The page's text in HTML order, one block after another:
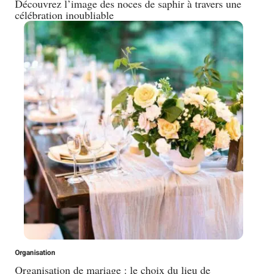
Découvrez l’image des noces de saphir à travers une
célébration inoubliable
Organisation
Organisation de mariage : le choix du lieu de